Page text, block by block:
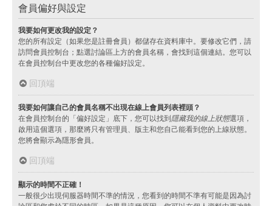
會員偏好與設定
我要如何更改我的設定？
您的所有設定（如果您是註冊會員）都儲存在資料庫中。要修改它們，請
訪問會員控制台；點選討論區上方的會員名稱，會找到這個連結。您可以
在會員控制台中更改您的各種偏好設定。
回頂端
我要如何讓自己的會員名稱不出現在線上會員列表裡頭？
在會員控制台的「偏好設定」底下，您可以找到隱藏我的線上狀態選項，
啟用這個選項，那麼將只有管理員、版主和您自己能看到您的上線狀態。
您將會顯示為隱形會員。
回頂端
顯示的時間不正確！
一般很少出現伺服器時間不準的情況，您看到的時間不準有可能是因為討